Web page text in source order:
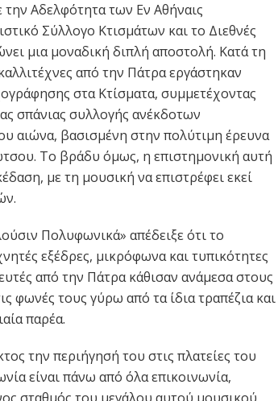
Αδελφότητα των Εν Αθήναις
Σύλλογο Κτισμάτων και το Διεθνές
μια μοναδική διπλή αποστολή. Κατά τη
από την Πάτρα εργάστηκαν
στα Κτίσματα, συμμετέχοντας
σπάνιας συλλογής ανέκδοτων
αιώνα, βασισμένη στην πολύτιμη έρευνα
Το βράδυ όμως, η επιστημονική αυτή
με τη μουσική να επιστρέφει εκεί
Πολυφωνικά» απέδειξε ότι το
εξέδρες, μικρόφωνα και τυπικότητες
από την Πάτρα κάθισαν ανάμεσα στους
φωνές τους γύρω από τα ίδια τραπέζια και
παρέα.
την περιήγησή του στις πλατείες του
είναι πάνω από όλα επικοινωνία,